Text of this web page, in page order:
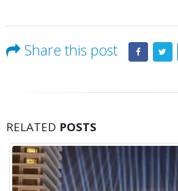
Share this post
RELATED POSTS